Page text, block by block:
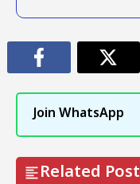
Join WhatsApp
Related Post